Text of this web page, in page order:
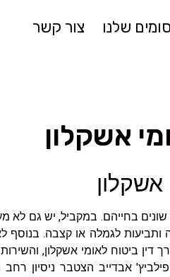
שלנו
צור קשר
אשקלון
אשקלון
בחייהם. במקביל, יש גם לא
ותביעות לגמלה או קצבה. בנוסף
דין ביטוח לאומי אשקלון,
אבדייב הצטבר ניסיון רחב